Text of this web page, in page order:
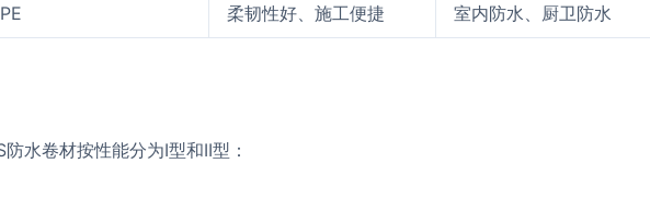
PE 柔韧性好、施工便捷 室内防水、厨卫防水
水卷材按性能分为I型和II型：